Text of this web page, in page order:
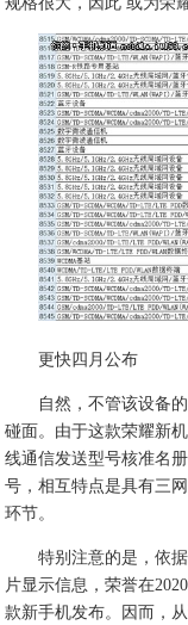
更快四月公布
自然，不管该设备
碰面。由于这款荣耀新
线通信发送型号核准名
号，相互特点是具有三
环节。
特别注意的是，依
片显示信息，荣誉在
款新手机发布。因而，